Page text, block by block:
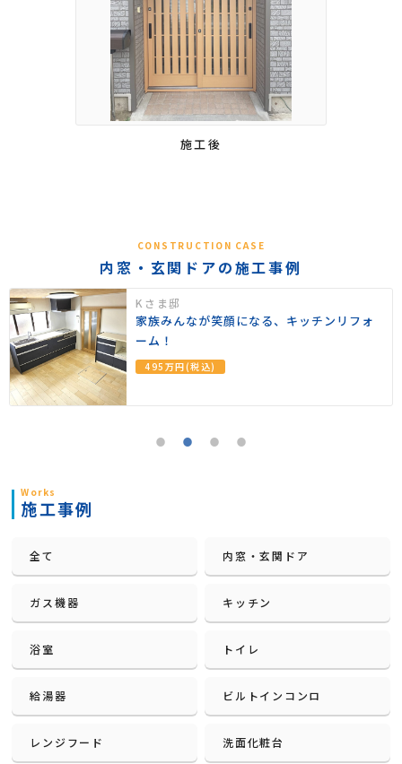
施工後
CONSTRUCTION CASE
内窓・玄関ドアの施工事例
Kさま邸
家族みんなが笑顔になる、キッチンリフォ
ーム！
495万円(税込)
Works
施工事例
全て 内窓・玄関ドア
ガス機器 キッチン
浴室 トイレ
給湯器 ビルトインコンロ
レンジフード 洗面化粧台